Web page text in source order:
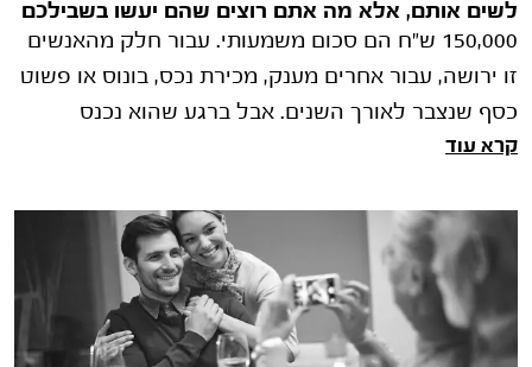
לשים אותם, אלא מה אתם רוצים שהם יעשו בשבילכם
150,000 ש"ח הם סכום משמעותי. עבור חלק מהאנשים
זו ירושה, עבור אחרים מענק, מכירת נכס, בונוס או פשוט
כסף שנצבר לאורך השנים. אבל ברגע שהוא נכנס
לחשבון הבנק, מתחילה ההתלבטות האמ
קרא עוד